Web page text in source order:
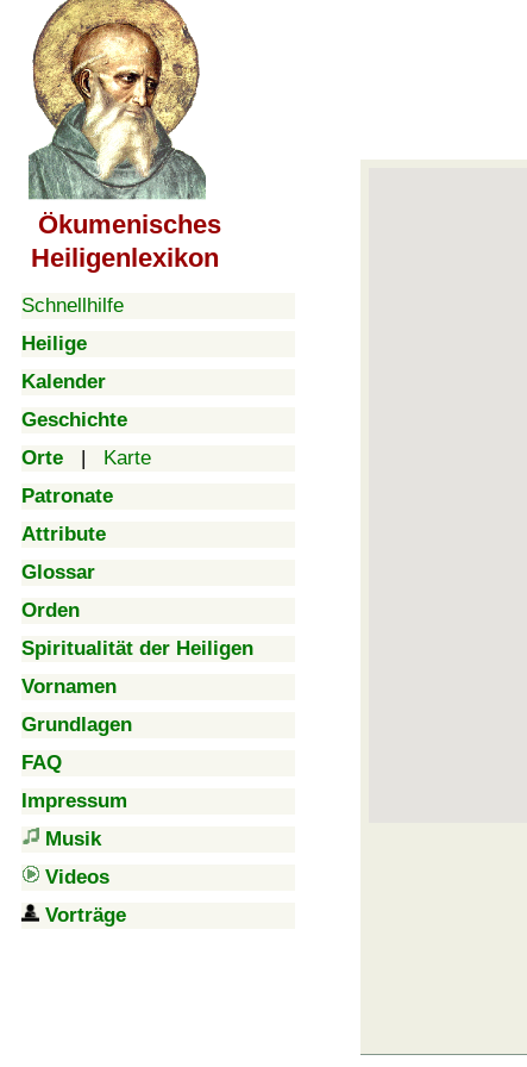
Ökumenisches
Heiligenlexikon
Schnellhilfe
Heilige
Kalender
Geschichte
Orte | Karte
Patronate
Attribute
Glossar
Orden
Spiritualität der Heiligen
Vornamen
Grundlagen
FAQ
Impressum
Musik
Videos
Vorträge